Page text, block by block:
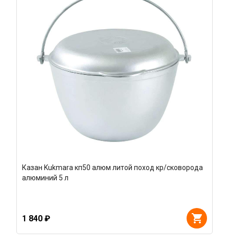
Казан Kukmara кп50 алюм литой поход кр/сковорода
алюминий 5 л
1 840 ₽